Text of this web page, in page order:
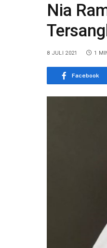
Nia
8 JULI 2021 1
Facebook